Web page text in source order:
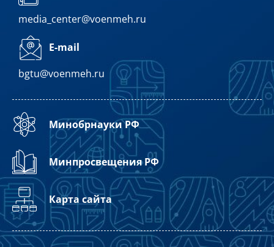
media_center@voenmeh.ru
E-mail
bgtu@voenmeh.ru
Минобрнауки РФ
Минпросвещения РФ
Карта сайта